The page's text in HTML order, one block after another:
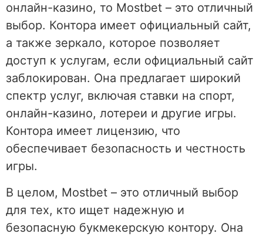
онлайн-казино, то Mostbet – это отличный
выбор. Контора имеет официальный сайт,
а также зеркало, которое позволяет
доступ к услугам, если официальный сайт
заблокирован. Она предлагает широкий
спектр услуг, включая ставки на спорт,
онлайн-казино, лотереи и другие игры.
Контора имеет лицензию, что
обеспечивает безопасность и честность
игры.
В целом, Mostbet – это отличный выбор
для тех, кто ищет надежную и
безопасную букмекерскую контору. Она